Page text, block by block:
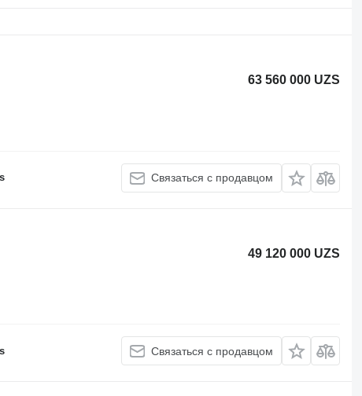
63 560 000 UZS
Связаться с продавцом
49 120 000 UZS
Связаться с продавцом